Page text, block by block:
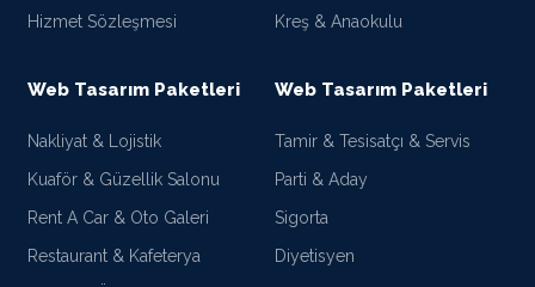
Hizmet Sözleşmesi
Kreş & Anaokulu
Web Tasarım Paketleri
Nakliyat & Lojistik
Kuaför & Güzellik Salonu
Rent A Car & Oto Galeri
Restaurant & Kafeterya
Web Tasarım Paketleri
Tamir & Tesisatçı & Servis
Parti & Aday
Sigorta
Diyetisyen